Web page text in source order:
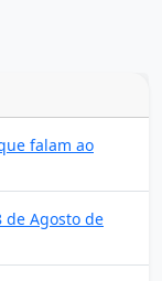
falam ao
de Agosto de